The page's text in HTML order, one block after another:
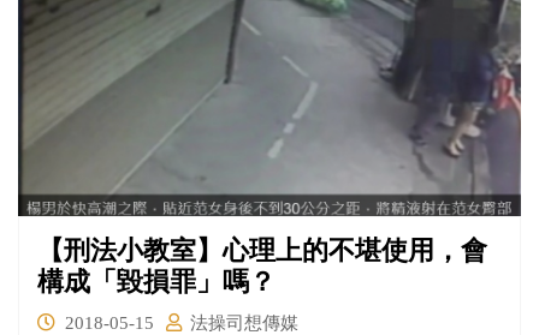
【刑法小教室】心理上的不堪使用，會
構成「毀損罪」嗎？
2018-05-15
法操司想傳媒